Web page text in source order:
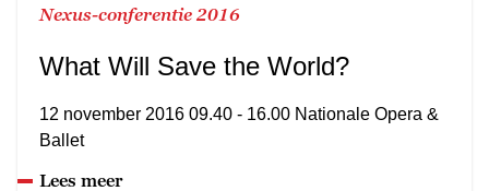
Nexus-conferentie 2016
What Will Save the World?
12 november 2016 09.40 - 16.00 Nationale Opera &
Ballet
Lees meer